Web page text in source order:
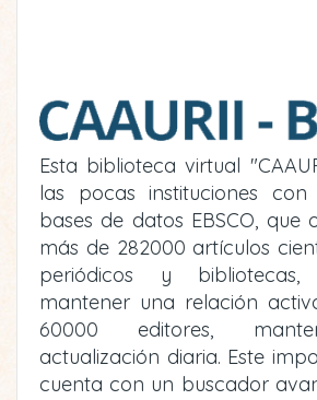
Esta biblioteca virtual
las pocas instituciones
bases de datos EBSCO, que
más de 282000 artículos
periódicos y
mantener una relación
60000 editores,
actualización diaria. Este
cuenta con un buscador